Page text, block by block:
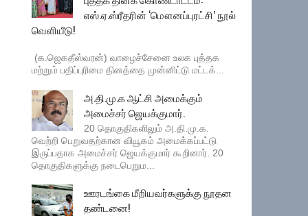
எஸ்.ஏ.ஸ்ரீதரின் ‘மௌனப்புரட்சி’ நூல்
வெளியீடு!
(க.ஜெகதீஸ்வரன்) வாழைச்சேனை உலக புத்தக
மற்றும் பதிப்புரிமை தினத்தை முன்னிட்டு மட்டக்...
அ.தி.மு.க ஆட்சி அமைக்கும்
அமைச்சர் ஜெயக்குமார்.
20 தொகுதிகளிலும் அ.தி.மு.க.
வெற்றி பெறுவதற்கான வியூகம் அமைக்கப்பட்டு
இருப்பதாக அமைச்சர் ஜெயக்குமார் கூறினார். 20
தொகுதிகளுக்கு நடைபெறும...
ஊரடங்கை மீறியவர்களுக்கு நூதன
தண்டனை!